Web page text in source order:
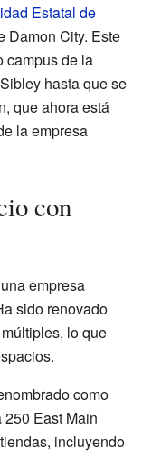
Estatal de
Damon City. Este
campus de la
hasta que se
que ahora está
la empresa
con
empresa
sido renovado
lo que
como
East Main
incluyendo